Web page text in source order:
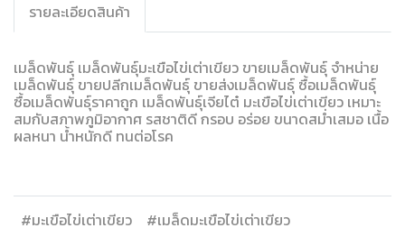
รายละเอียดสินค้า
เมล็ดพันธุ์ เมล็ดพันธุ์มะเขือไข่เต่าเขียว ขายเมล็ดพันธุ์ จำหน่าย
เมล็ดพันธุ์ ขายปลีกเมล็ดพันธุ์ ขายส่งเมล็ดพันธุ์ ซื้อเมล็ดพันธุ์
ซื้อเมล็ดพันธุ์ราคาถูก เมล็ดพันธุ์เจียไต๋ มะเขือไข่เต่าเขียว เหมาะ
สมกับสภาพภูมิอากาศ รสชาติดี กรอบ อร่อย ขนาดสม่ำเสมอ เนื้อ
ผลหนา น้ำหนักดี ทนต่อโรค
#มะเขือไข่เต่าเขียว
#เมล็ดมะเขือไข่เต่าเขียว